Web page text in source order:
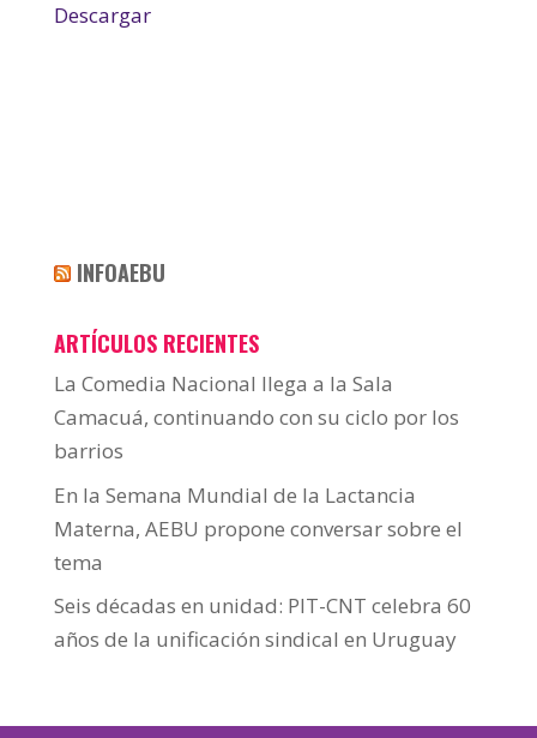
Descargar
INFOAEBU
ARTÍCULOS RECIENTES
La Comedia Nacional llega a la Sala
Camacuá, continuando con su ciclo por los
barrios
En la Semana Mundial de la Lactancia
Materna, AEBU propone conversar sobre el
tema
Seis décadas en unidad: PIT-CNT celebra 60
años de la unificación sindical en Uruguay